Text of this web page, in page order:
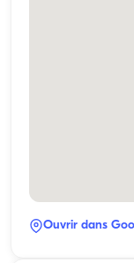
Ouvrir dans